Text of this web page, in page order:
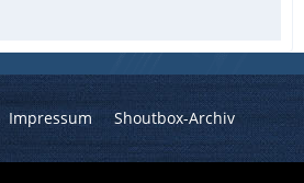
Impressum Shoutbox-Archiv